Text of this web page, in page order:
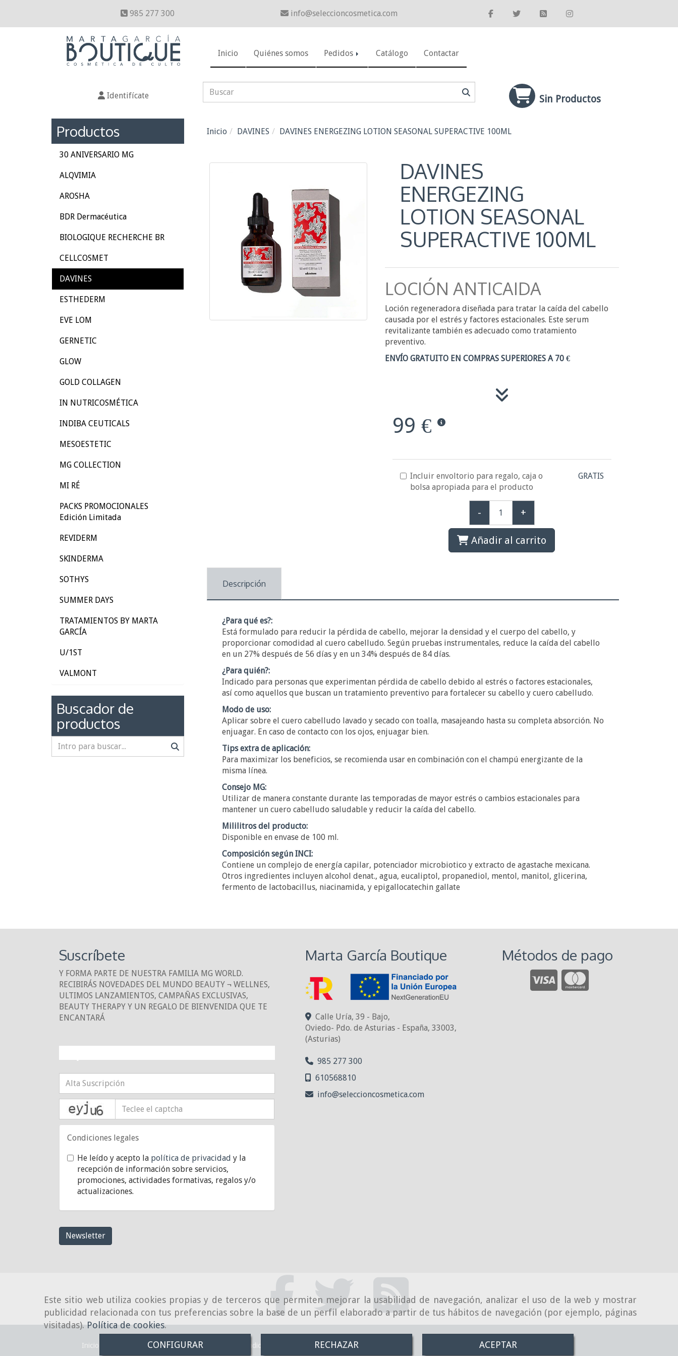
Este sitio web utiliza cookies propias y de terceros que permiten mejorar la usabilidad de navegación, analizar el uso de la web y mostrar
publicidad relacionada con tus preferencias sobre la base de un perfil elaborado a partir de tus hábitos de navegación (por ejemplo, páginas
visitadas).Política de cookies.
CONFIGURAR
RECHAZAR ACEPTAR
985 277 300 info seleccioncosmetica.com
Inicio Quiénes somos Pedidos Catálogo Contactar
Identifícate Sin Productos
Inicio DAVINES DAVINES ENERGEZING LOTION SEASONAL SUPERACTIVE 100ML
DAVINES
ENERGEZING
LOTION SEASONAL
SUPERACTIVE 100ML
LOCIÓN ANTICAIDA
Loción regeneradora diseñada para tratar la caída del cabello
causada por el estrés y factores estacionales. Este serum
revitalizante también es adecuado como tratamiento
preventivo.
ENVÍO GRATUITO EN COMPRAS SUPERIORES A 70 €
99 €
Incluir envoltorio para regalo, caja o
bolsa apropiada para el producto
GRATIS
- +
Añadir al carrito
Descripción
¿Para qué es?:
Está formulado para reducir la pérdida de cabello, mejorar la densidad y el cuerpo del cabello, y
proporcionar comodidad al cuero cabelludo. Según pruebas instrumentales, reduce la caída del cabello
en un 27% después de 56 días y en un 34% después de 84 días.
¿Para quién?:
Indicado para personas que experimentan pérdida de cabello debido al estrés o factores estacionales,
así como aquellos que buscan un tratamiento preventivo para fortalecer su cabello y cuero cabelludo.
Modo de uso:
Aplicar sobre el cuero cabelludo lavado y secado con toalla, masajeando hasta su completa absorción. No
enjuagar. En caso de contacto con los ojos, enjuagar bien.
Tips extra de aplicación:
Para maximizar los beneficios, se recomienda usar en combinación con el champú energizante de la
misma línea.
Consejo MG:
Utilizar de manera constante durante las temporadas de mayor estrés o cambios estacionales para
mantener un cuero cabelludo saludable y reducir la caída del cabello.
Mililitros del producto:
Disponible en envase de 100 ml.
Composición según INCI:
Contiene un complejo de energía capilar, potenciador microbiotico y extracto de agastache mexicana.
Otros ingredientes incluyen alcohol denat., agua, eucaliptol, propanediol, mentol, manitol, glicerina,
fermento de lactobacillus, niacinamida, y epigallocatechin gallate​
Productos
30 ANIVERSARIO MG
ALQVIMIA
AROSHA
BDR Dermacéutica
BIOLOGIQUE RECHERCHE BR
CELLCOSMET
DAVINES
ESTHEDERM
EVE LOM
GERNETIC
GLOW
GOLD COLLAGEN
IN NUTRICOSMÉTICA
INDIBA CEUTICALS
MESOESTETIC
MG COLLECTION
MI RÉ
PACKS PROMOCIONALES
Edición Limitada
REVIDERM
SKINDERMA
SOTHYS
SUMMER DAYS
TRATAMIENTOS BY MARTA
GARCÍA
U/1ST
VALMONT
Buscador de
productos
Suscríbete
Y FORMA PARTE DE NUESTRA FAMILIA MG WORLD.
RECIBIRÁS NOVEDADES DEL MUNDO BEAUTY ¬ WELLNES,
ULTIMOS LANZAMIENTOS, CAMPAÑAS EXCLUSIVAS,
BEAUTY THERAPY Y UN REGALO DE BIENVENIDA QUE TE
ENCANTARÁ
captcha
Condiciones legales
He leído y acepto la política de privacidad y la
recepción de información sobre servicios,
promociones, actividades formativas, regalos y/o
actualizaciones.
Newsletter
Marta García Boutique
Calle Uría, 39 - Bajo,
Oviedo- Pdo. de Asturias - España, 33003,
(Asturias)
985 277 300
610568810
info
seleccioncosmetica.com
Métodos de pago
Inicio Aviso Legal Política de cookies Condiciones de venta online Política de Privacidad